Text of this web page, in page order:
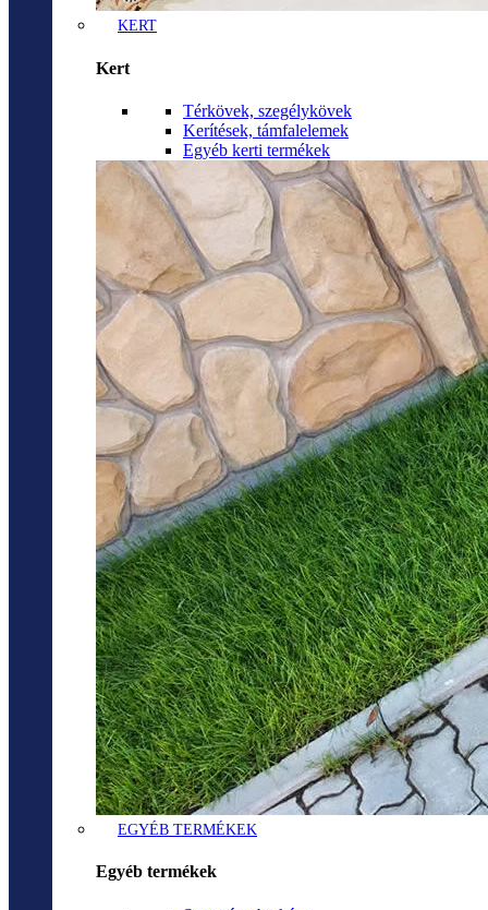
KERT
Kert
Térkövek, szegélykövek
Kerítések, támfalelemek
Egyéb kerti termékek
EGYÉB TERMÉKEK
Egyéb termékek